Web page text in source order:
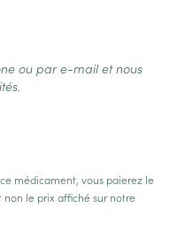
médicament, vous paierez le
le prix affiché sur notre
ou par e-mail et nous